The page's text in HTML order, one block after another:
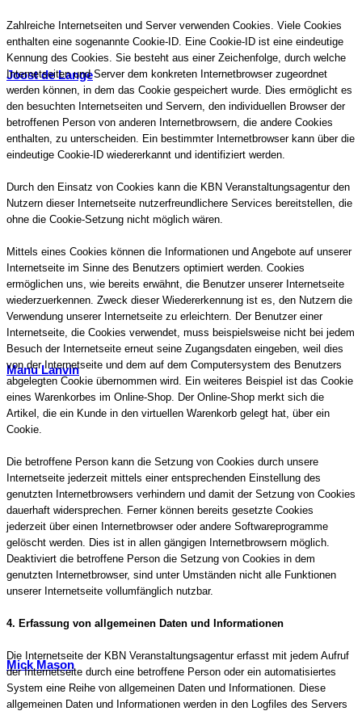
Joost de Lange
Manu Lanvin
Mick Mason
Zahlreiche Internetseiten und Server verwenden Cookies. Viele Cookies
enthalten eine sogenannte Cookie-ID. Eine Cookie-ID ist eine eindeutige
Kennung des Cookies. Sie besteht aus einer Zeichenfolge, durch welche
Internetseiten und Server dem konkreten Internetbrowser zugeordnet
werden können, in dem das Cookie gespeichert wurde. Dies ermöglicht es
den besuchten Internetseiten und Servern, den individuellen Browser der
betroffenen Person von anderen Internetbrowsern, die andere Cookies
enthalten, zu unterscheiden. Ein bestimmter Internetbrowser kann über die
eindeutige Cookie-ID wiedererkannt und identifiziert werden.
Durch den Einsatz von Cookies kann die KBN Veranstaltungsagentur den
Nutzern dieser Internetseite nutzerfreundlichere Services bereitstellen, die
ohne die Cookie-Setzung nicht möglich wären.
Mittels eines Cookies können die Informationen und Angebote auf unserer
Internetseite im Sinne des Benutzers optimiert werden. Cookies
ermöglichen uns, wie bereits erwähnt, die Benutzer unserer Internetseite
wiederzuerkennen. Zweck dieser Wiedererkennung ist es, den Nutzern die
Verwendung unserer Internetseite zu erleichtern. Der Benutzer einer
Internetseite, die Cookies verwendet, muss beispielsweise nicht bei jedem
Besuch der Internetseite erneut seine Zugangsdaten eingeben, weil dies
von der Internetseite und dem auf dem Computersystem des Benutzers
abgelegten Cookie übernommen wird. Ein weiteres Beispiel ist das Cookie
eines Warenkorbes im Online-Shop. Der Online-Shop merkt sich die
Artikel, die ein Kunde in den virtuellen Warenkorb gelegt hat, über ein
Cookie.
Die betroffene Person kann die Setzung von Cookies durch unsere
Internetseite jederzeit mittels einer entsprechenden Einstellung des
genutzten Internetbrowsers verhindern und damit der Setzung von Cookies
dauerhaft widersprechen. Ferner können bereits gesetzte Cookies
jederzeit über einen Internetbrowser oder andere Softwareprogramme
gelöscht werden. Dies ist in allen gängigen Internetbrowsern möglich.
Deaktiviert die betroffene Person die Setzung von Cookies in dem
genutzten Internetbrowser, sind unter Umständen nicht alle Funktionen
unserer Internetseite vollumfänglich nutzbar.
4. Erfassung von allgemeinen Daten und Informationen
Die Internetseite der KBN Veranstaltungsagentur erfasst mit jedem Aufruf
der Internetseite durch eine betroffene Person oder ein automatisiertes
System eine Reihe von allgemeinen Daten und Informationen. Diese
allgemeinen Daten und Informationen werden in den Logfiles des Servers